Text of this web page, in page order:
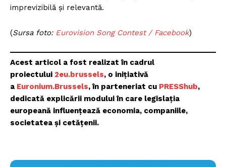
imprevizibilă și relevantă.
(Sursa foto: Eurovision Song Contest / Facebook)
Acest articol a fost realizat în cadrul
proiectului 2eu.brussels, o inițiativă
a Euronium.Brussels, în parteneriat cu PRESShub,
dedicată explicării modului în care legislația
europeană influențează economia, companiile,
societatea și cetățenii.